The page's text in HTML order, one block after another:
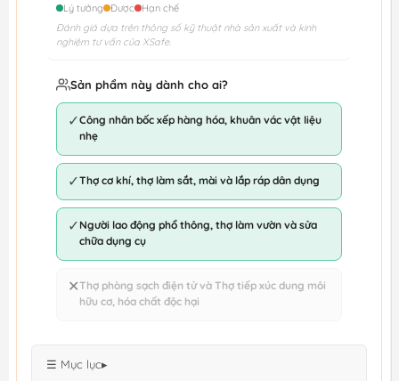
Lý tưởng Được
Hạn chế
Đánh giá dựa trên thông số kỹ thuật nhà sản xuất và kinh
nghiệm tư vấn của XSafe.
Sản phẩm này dành cho ai?
✓Công nhân bốc xếp hàng hóa, khuân vác vật liệu
nhẹ
✓Thợ cơ khí, thợ làm sắt, mài và lắp ráp dân dụng
✓ Người lao động phổ thông, thợ làm vườn và sửa
chữa dụng cụ
✕Thợ phòng sạch điện tử và Thợ tiếp xúc dung môi
hữu cơ, hóa chất độc hại
☰ Mục lục▸